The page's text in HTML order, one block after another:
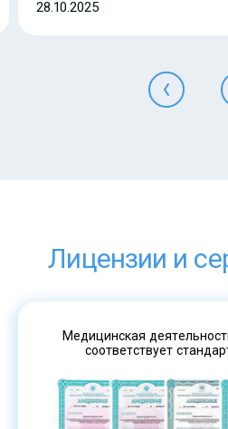
28.10.2025
Лицензии и
Медицинская
соответствует